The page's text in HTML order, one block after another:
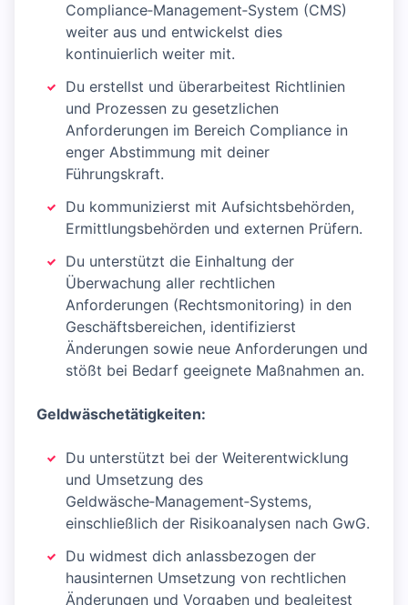
Compliance‑Management‑System (CMS)
weiter aus und entwickelst dies
kontinuierlich weiter mit.
Du erstellst und überarbeitest Richtlinien
und Prozessen zu gesetzlichen
Anforderungen im Bereich Compliance in
enger Abstimmung mit deiner
Führungskraft.
Du kommunizierst mit Aufsichtsbehörden,
Ermittlungsbehörden und externen Prüfern.
Du unterstützt die Einhaltung der
Überwachung aller rechtlichen
Anforderungen (Rechtsmonitoring) in den
Geschäftsbereichen, identifizierst
Änderungen sowie neue Anforderungen und
stößt bei Bedarf geeignete Maßnahmen an.
Geldwäschetätigkeiten:
Du unterstützt bei der Weiterentwicklung
und Umsetzung des
Geldwäsche‑Management‑Systems,
einschließlich der Risikoanalysen nach GwG.
Du widmest dich anlassbezogen der
hausinternen Umsetzung von rechtlichen
Änderungen und Vorgaben und begleitest